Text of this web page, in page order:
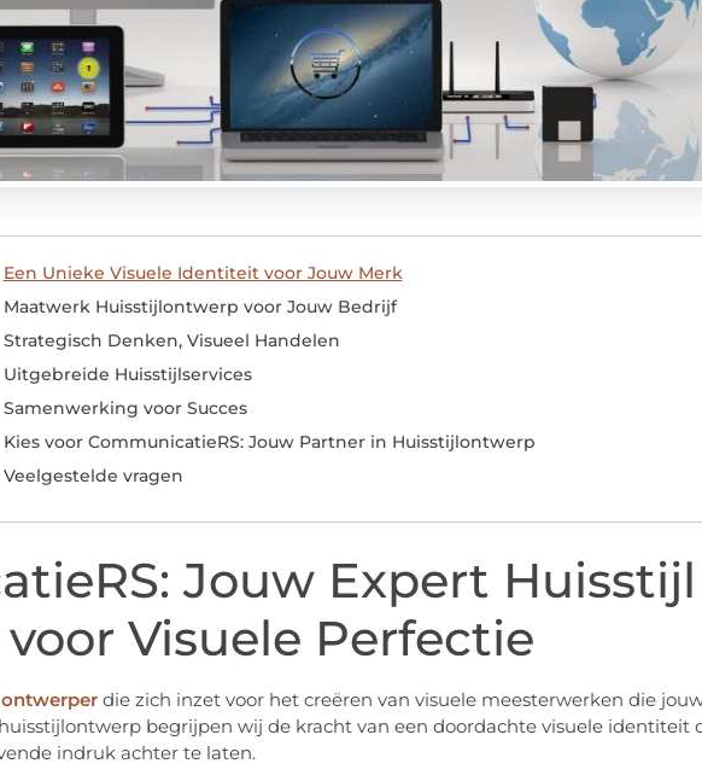
Een Unieke Visuele Identiteit voor Jouw Merk
Maatwerk Huisstijlontwerp voor Jouw Bedrijf
Strategisch Denken, Visueel Handelen
Uitgebreide Huisstijlservices
Samenwerking voor Succes
Kies voor CommunicatieRS: Jouw Partner in Huisstijlontwerp
Veelgestelde vragen
Jouw Expert Huisstijl
Visuele Perfectie
die zich inzet voor het creëren van visuele meesterwerken die
begrijpen wij de kracht van een doordachte visuele identiteit
indruk achter te laten.